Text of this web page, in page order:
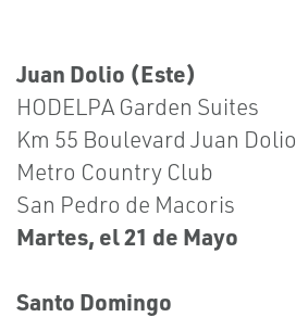
Juan Dolio (Este)
HODELPA Garden Suites
Km 55 Boulevard Juan Dolio
Metro Country Club
San Pedro de Macoris
Martes, el 21 de Mayo
Santo Domingo